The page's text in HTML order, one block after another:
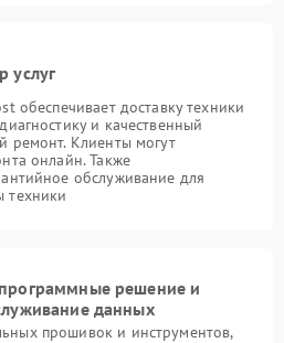
услуг
обеспечивает доставку техники
и качественный
ремонт. Клиенты могут
онлайн. Также
обслуживание для
техники
решение и
данных
прошивок и инструментов,